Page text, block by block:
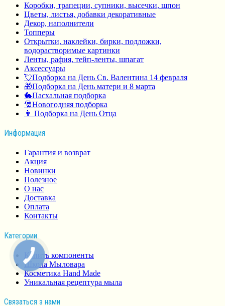
Коробки, трапеции, супники, высечки, шпон
Цветы, листья, добавки декоративные
Декор, наполнители
Топперы
Открытки, наклейки, бирки, подложки,
водорастворимые картинки
Ленты, рафия, тейп-ленты, шпагат
Аксессуары
💘Подборка на День Св. Валентина 14 февраля
🎁Подборка на День матери и 8 марта
🐇Пасхальная подборка
🎅Новогодняя подборка
👨 Подборка на День Отца
Информация
Гарантия и возврат
Акция
Новинки
Полезное
О нас
Доставка
Оплата
Контакты
Категории
Купить компоненты
Школа Мыловара
Косметика Hand Made
Уникальная рецептура мыла
Связаться з нами